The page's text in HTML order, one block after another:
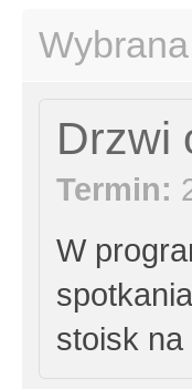
Drzwi
Termin:
W
stoisk na